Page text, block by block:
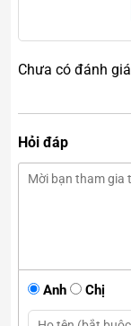
Tăng
thẳng và lo
hoạt vận
Tại sao
phong
chuyển năng
cân bằng và ổn
Chưa có đánh
Hỏi đáp
Anh Chị